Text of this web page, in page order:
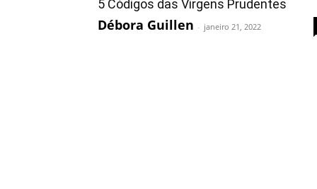
5 Códigos das Virgens Prudentes
Débora Guillen - janeiro 21, 2022